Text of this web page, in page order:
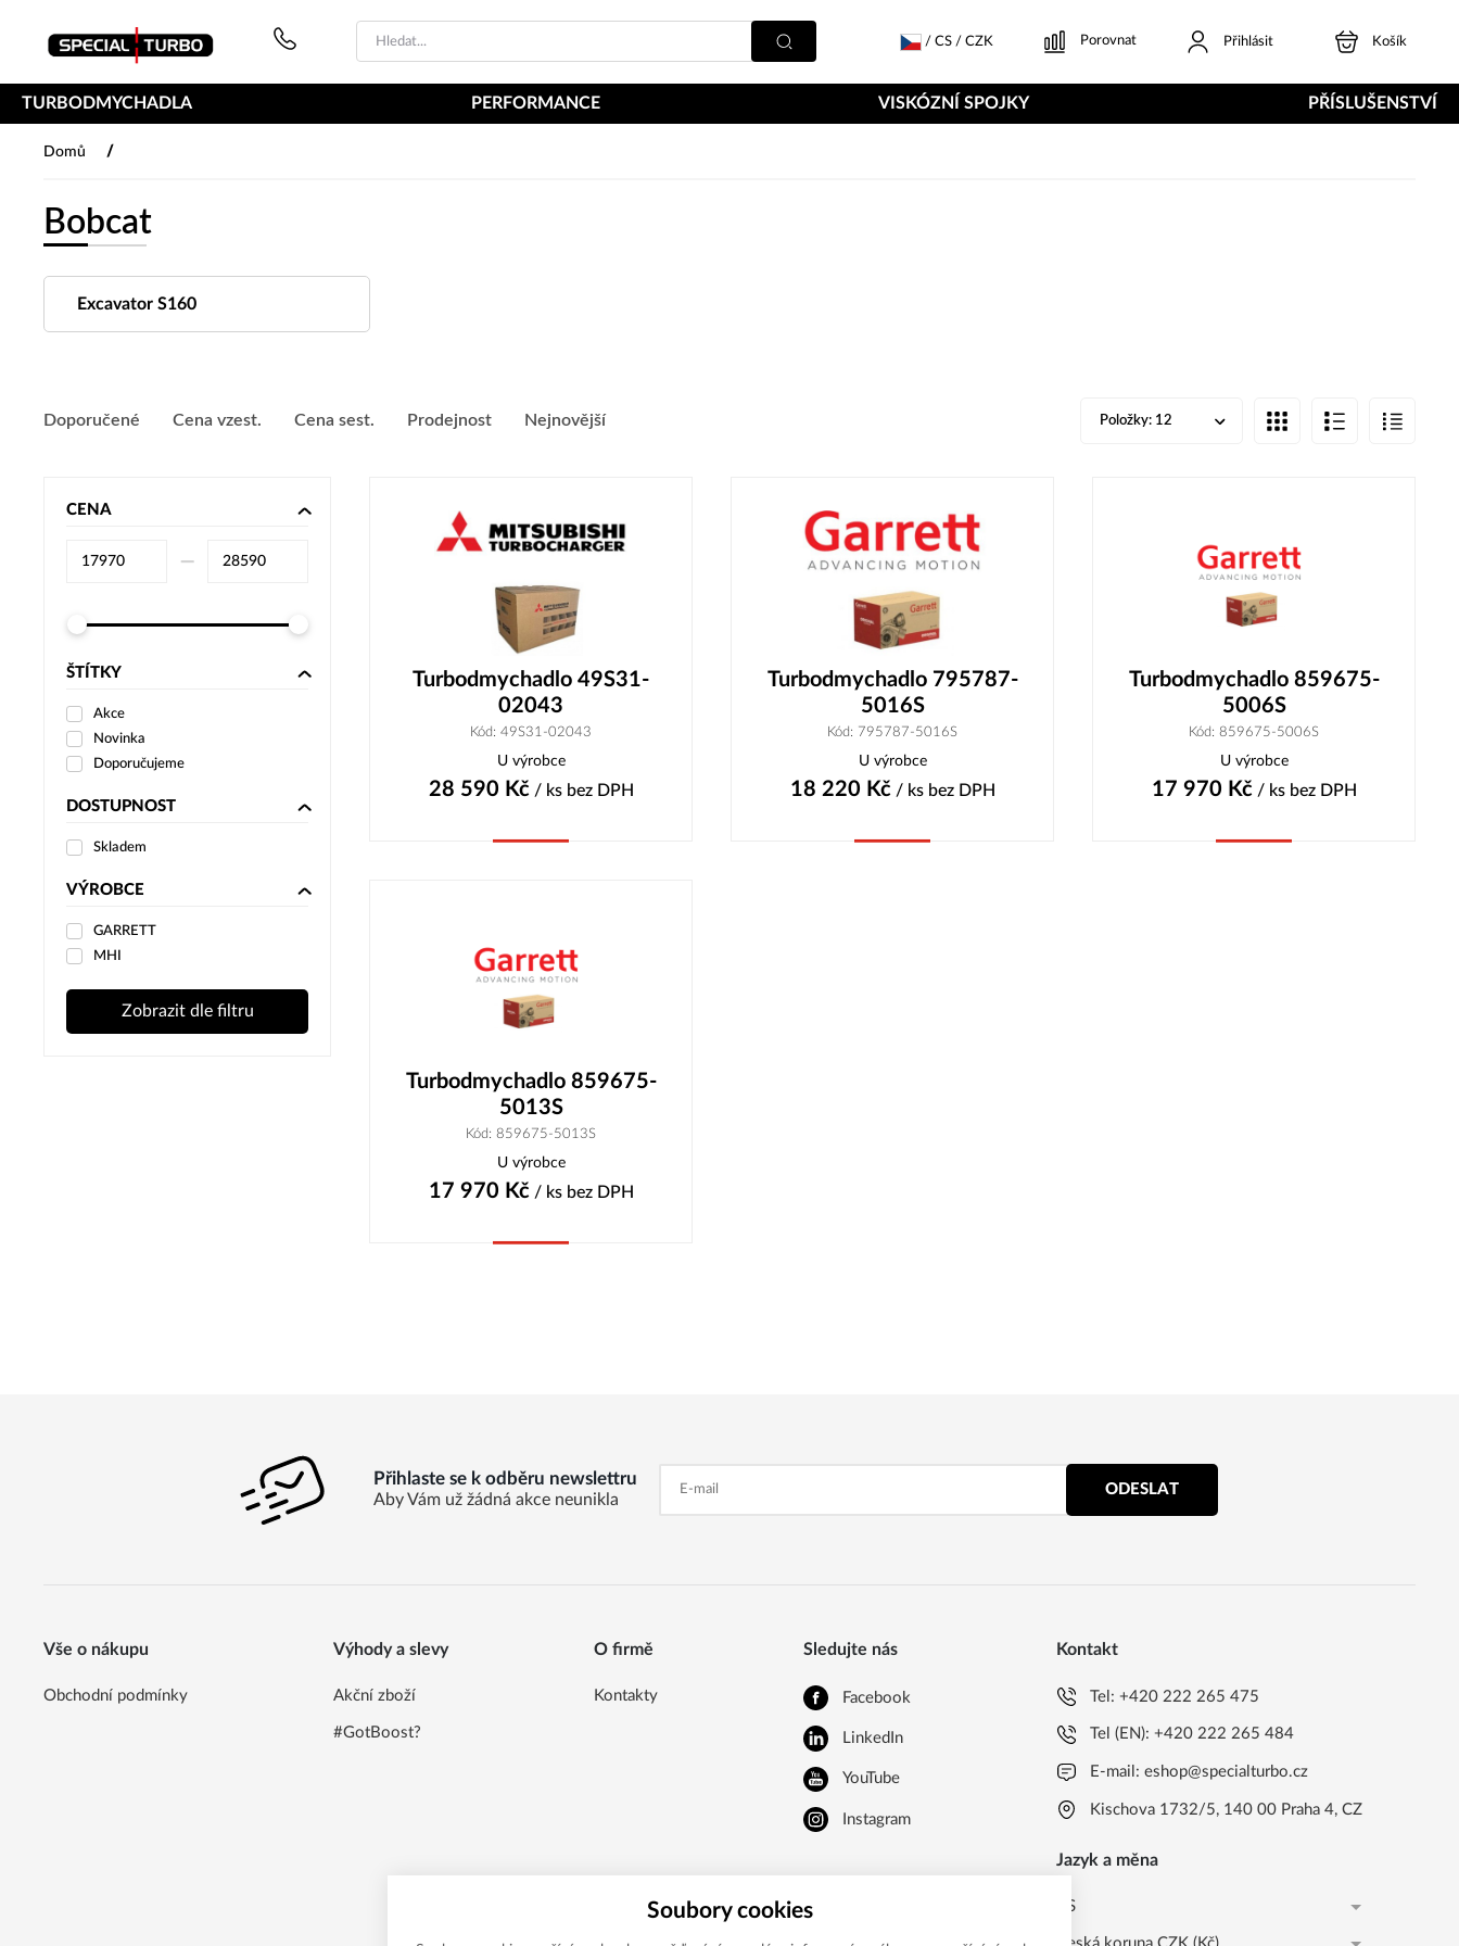
/ CS / CZK Porovnat Přihlásit Košík
TURBODMYCHADLA PERFORMANCE VISKÓZNÍ SPOJKY PŘÍSLUŠENSTVÍ
Domů /
Bobcat
Excavator S160
Doporučené Cena vzest. Cena sest. Prodejnost Nejnovější Položky: 12
CENA
–⁠
ŠTÍTKY
Akce
Novinka
Doporučujeme
DOSTUPNOST
Skladem
VÝROBCE
GARRETT
MHI
Zobrazit dle filtru
Turbodmychadlo 49S31-
02043
Kód: 49S31-02043
U výrobce
28 590 Kč/ ks bez DPH
Turbodmychadlo 795787-
5016S
Kód: 795787-5016S
U výrobce
18 220 Kč/ ks bez DPH
Turbodmychadlo 859675-
5006S
Kód: 859675-5006S
U výrobce
17 970 Kč/ ks bez DPH
Turbodmychadlo 859675-
5013S
Kód: 859675-5013S
U výrobce
17 970 Kč/ ks bez DPH
Přihlaste se k odběru newslettru
Aby Vám už žádná akce neunikla
ODESLAT
Vše o nákupu
Obchodní podmínky
Výhody a slevy
Akční zboží
#GotBoost?
O firmě
Kontakty
Sledujte nás
Facebook
LinkedIn
YouTube
Instagram
Kontakt
Tel:+420 222 265 475
Tel (EN):+420 222 265 484
E-mail:eshop@specialturbo.cz
Kischova 1732/5, 140 00 Praha 4, CZ
Jazyk a měna
CS
Soubory cookies